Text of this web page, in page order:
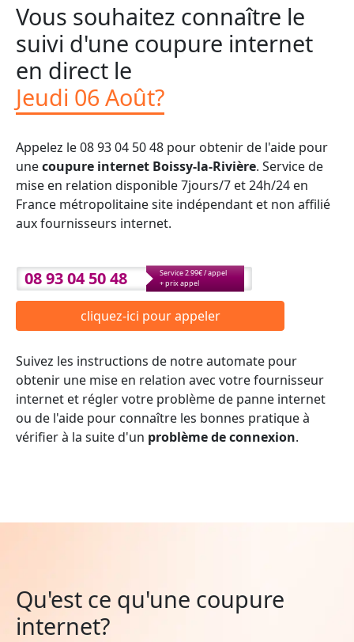
Vous souhaitez connaître le
suivi d'une coupure internet
en direct le
Jeudi 06 Août?
Appelez le 08 93 04 50 48 pour obtenir de l'aide pour
unecoupure internet Boissy-la-Rivière. Service de
mise en relation disponible 7jours/7 et 24h/24 en
France métropolitaine site indépendant et non affilié
aux fournisseurs internet.
08 93 04 50 48
Service 2.99€ / appel
+ prix appel
cliquez-ici pour appeler
Suivez les instructions de notre automate pour
obtenir une mise en relation avec votre fournisseur
internet et régler votre problème de panne internet
ou de l'aide pour connaître les bonnes pratique à
vérifier à la suite d'un problème de connexion.
Qu'est ce qu'une coupure
internet?